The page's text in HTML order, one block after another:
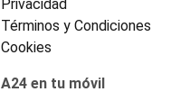
Privacidad
Términos y Condiciones
Cookies
A24 en tu móvil